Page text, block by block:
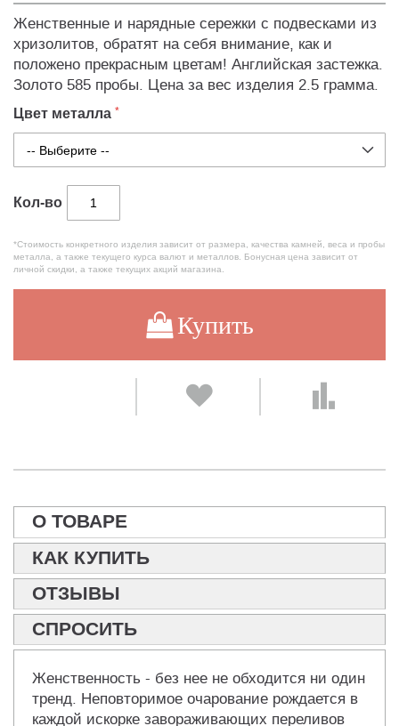
Женственные и нарядные сережки с подвесками из
хризолитов, обратят на себя внимание, как и
положено прекрасным цветам! Английская застежка.
Золото 585 пробы. Цена за вес изделия 2.5 грамма.
Цвет металла
Кол-во
*Стоимость конкретного изделия зависит от размера, качества камней, веса и пробы
металла, а также текущего курса валют и металлов. Бонусная цена зависит от
личной скидки, а также текущих акций магазина.
Купить
О ТОВАРЕ
КАК КУПИТЬ
ОТЗЫВЫ
СПРОСИТЬ
Женственность - без нее не обходится ни один
тренд. Неповторимое очарование рождается в
каждой искорке завораживающих переливов